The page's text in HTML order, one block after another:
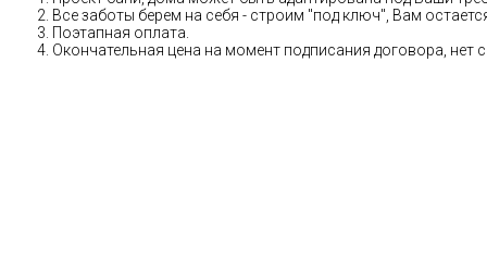
Все заботы берем на себя - строим "под ключ", Вам
Поэтапная оплата.
Окончательная цена на момент подписания договора, нет